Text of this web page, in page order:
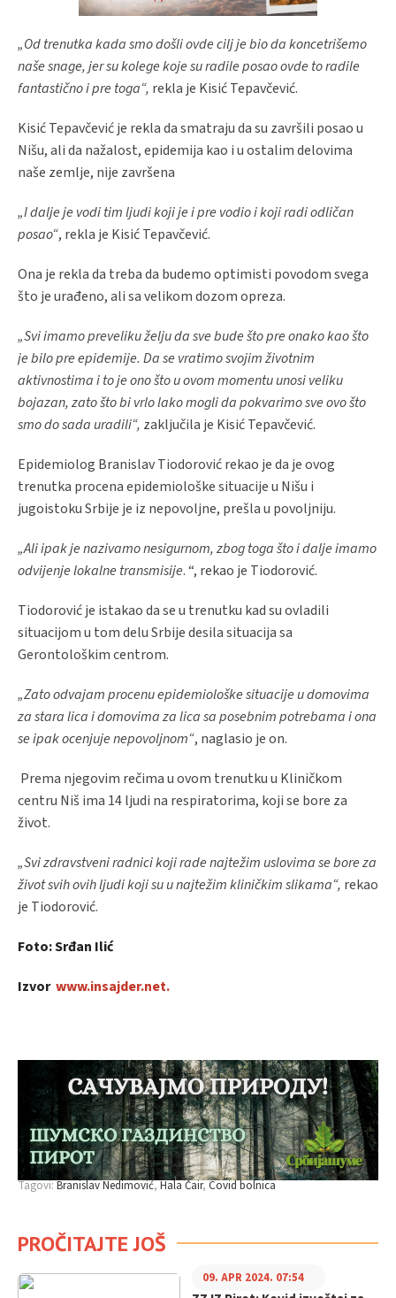
„Od trenutka kada smo došli ovde cilj je bio da koncetrišemo
naše snage, jer su kolege koje su radile posao ovde to radile
fantastično i pre toga“, rekla je Kisić Tepavčević.
Kisić Tepavčević je rekla da smatraju da su završili posao u
Nišu, ali da nažalost, epidemija kao i u ostalim delovima
naše zemlje, nije završena
„I dalje je vodi tim ljudi koji je i pre vodio i koji radi odličan
posao“, rekla je Kisić Tepavčević.
Ona je rekla da treba da budemo optimisti povodom svega
što je urađeno, ali sa velikom dozom opreza.
„Svi imamo preveliku želju da sve bude što pre onako kao što
je bilo pre epidemije. Da se vratimo svojim životnim
aktivnostima i to je ono što u ovom momentu unosi veliku
bojazan, zato što bi vrlo lako mogli da pokvarimo sve ovo što
smo do sada uradili“, zaključila je Kisić Tepavčević.
Epidemiolog Branislav Tiodorović rekao je da je ovog
trenutka procena epidemiološke situacije u Nišu i
jugoistoku Srbije je iz nepovoljne, prešla u povoljniju.
„Ali ipak je nazivamo nesigurnom, zbog toga što i dalje imamo
odvijenje lokalne transmisije. “, rekao je Tiodorović.
Tiodorović je istakao da se u trenutku kad su ovladili
situacijom u tom delu Srbije desila situacija sa
Gerontološkim centrom.
„Zato odvajam procenu epidemiološke situacije u domovima
za stara lica i domovima za lica sa posebnim potrebama i ona
se ipak ocenjuje nepovoljnom“, naglasio je on.
Prema njegovim rečima u ovom trenutku u Kliničkom
centru Niš ima 14 ljudi na respiratorima, koji se bore za
život.
„Svi zdravstveni radnici koji rade najtežim uslovima se bore za
život svih ovih ljudi koji su u najtežim kliničkim slikama“, rekao
je Tiodorović.
Foto: Srđan Ilić
Izvor www.insajder.net.
Tagovi:Branislav Nedimović Hala Čair Covid bolnica
PROČITAJTE JOŠ
09. APR 2024. 07:54